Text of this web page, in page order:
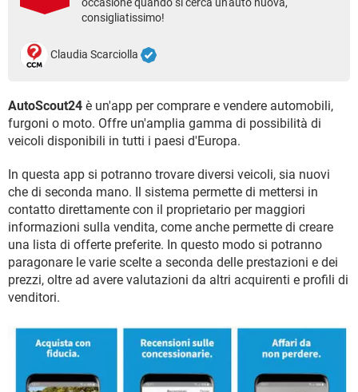
TIKTOK FACEBOOK
consigliatissimo!
Claudia Scarciolla
AutoScout24 è un'app per comprare e vendere automobili,
furgoni o moto. Offre un'amplia gamma di possibilità di
veicoli disponibili in tutti i paesi d'Europa.
In questa app si potranno trovare diversi veicoli, sia nuovi
che di seconda mano. Il sistema permette di mettersi in
contatto direttamente con il proprietario per maggiori
informazioni sulla vendita, come anche permette di creare
una lista di offerte preferite. In questo modo si potranno
paragonare le varie scelte a seconda delle prestazioni e dei
prezzi, oltre ad avere valutazioni da altri acquirenti e profili di
venditori.